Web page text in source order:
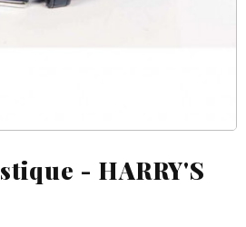
- HARRY'S